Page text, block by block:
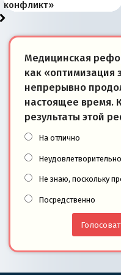
конфликт»
Медицинская
как «оптимизация
непрерывно
настоящее время.
результаты этой
На отлично
Неудовлетворительно
Не знаю, поскольку
Посредственно